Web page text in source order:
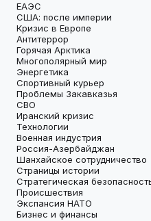
ЕАЭС
США: после империи
Кризис в Европе
Антитеррор
Горячая Арктика
Многополярный мир
Энергетика
Спортивный курьер
Проблемы Закавказья
СВО
Иранский кризис
Технологии
Военная индустрия
Россия-Азербайджан
Шанхайское сотрудничество
Страницы истории
Стратегическая
Происшествия
Экспансия НАТО
Бизнес и финансы